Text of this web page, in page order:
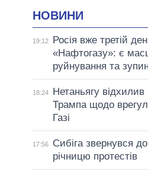
НОВИНИ
19:12
Росія вже третій
«Нафтогазу»: є
руйнування та
18:24
Нетаньягу
Трампа щодо
Газі
17:56
Сибіга звернувся
річницю протестів